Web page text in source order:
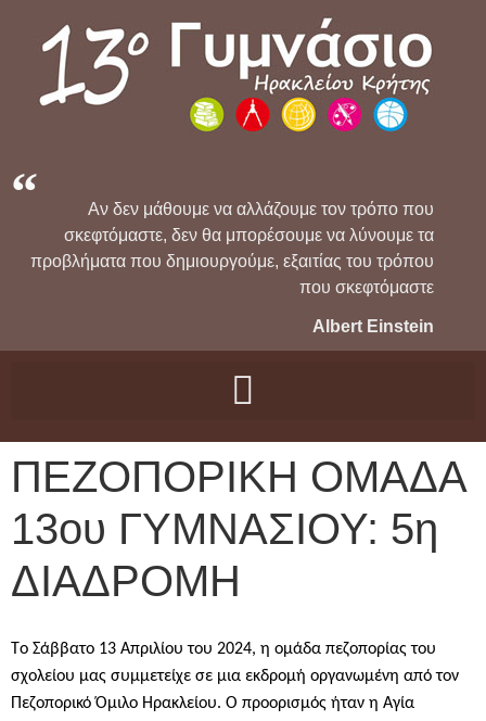
Αν δεν μάθουμε να αλλάζουμε τον τρόπο που
σκεφτόμαστε, δεν θα μπορέσουμε να λύνουμε τα
προβλήματα που δημιουργούμε, εξαιτίας του τρόπου
που σκεφτόμαστε
Albert Einstein
ΠΕΖΟΠΟΡΙΚΗ ΟΜΑΔΑ
13ου ΓΥΜΝΑΣΙΟΥ: 5η
ΔΙΑΔΡΟΜΗ
Τo Σάββατο 13 Απριλίου του 2024, η ομάδα πεζοπορίας του
σχολείου μας συμμετείχε σε μια εκδρομή οργανωμένη από τον
Πεζοπορικό Όμιλο Ηρακλείου. Ο προορισμός ήταν η Αγία